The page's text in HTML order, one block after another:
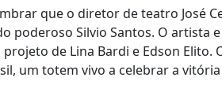
que o diretor de teatro José
poderoso Silvio Santos. O artista
de Lina Bardi e Edson Elito.
um totem vivo a celebrar a